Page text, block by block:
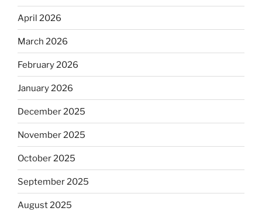
April 2026
March 2026
February 2026
January 2026
December 2025
November 2025
October 2025
September 2025
August 2025